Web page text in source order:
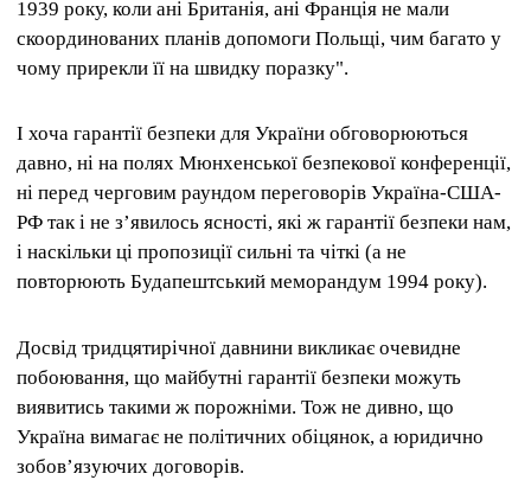
1939 року, коли ані Британія, ані Франція не мали
скоординованих планів допомоги Польщі, чим багато у
чому прирекли її на швидку поразку".
І хоча гарантії безпеки для України обговорюються
давно, ні на полях Мюнхенської безпекової конференції,
ні перед черговим раундом переговорів Україна-США-
РФ так і не з’явилось ясності, які ж гарантії безпеки нам,
і наскільки ці пропозиції сильні та чіткі (а не
повторюють Будапештський меморандум 1994 року).
Досвід тридцятирічної давнини викликає очевидне
побоювання, що майбутні гарантії безпеки можуть
виявитись такими ж порожніми. Тож не дивно, що
Україна вимагає не політичних обіцянок, а юридично
зобов’язуючих договорів.